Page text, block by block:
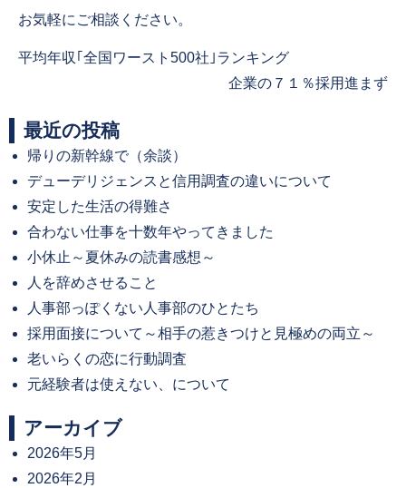
お気軽にご相談ください。
Previous
平均年収｢全国ワースト500社｣ランキング
Next
企業の７１％採用進まず
最近の投稿
帰りの新幹線で（余談）
デューデリジェンスと信用調査の違いについて
安定した生活の得難さ
合わない仕事を十数年やってきました
小休止～夏休みの読書感想～
人を辞めさせること
人事部っぽくない人事部のひとたち
採用面接について～相手の惹きつけと見極めの両立～
老いらくの恋に行動調査
元経験者は使えない、について
アーカイブ
2026年5月
2026年2月